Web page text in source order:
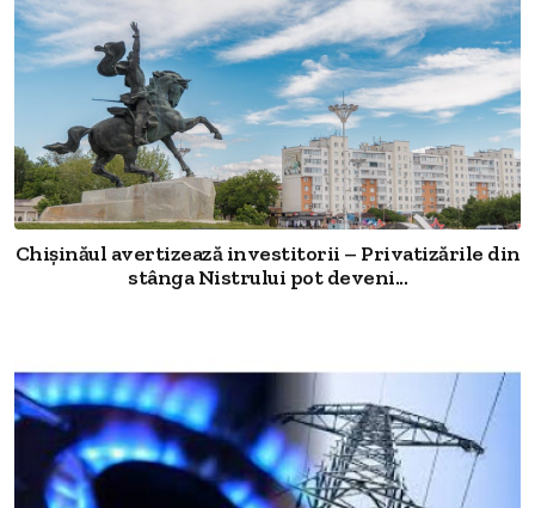
Chișinăul avertizează investitorii – Privatizările din
stânga Nistrului pot deveni...